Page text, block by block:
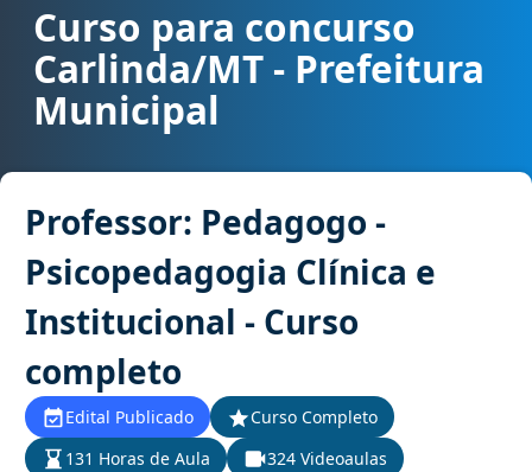
Curso para concurso Carlinda/MT - Prefeitura Municipal cargo
Curso para concurso
Carlinda/MT - Prefeitura
Municipal
Professor: Pedagogo -
Psicopedagogia Clínica e
Institucional - Curso
completo
Edital Publicado
Curso Completo
131 Horas de Aula
324 Videoaulas